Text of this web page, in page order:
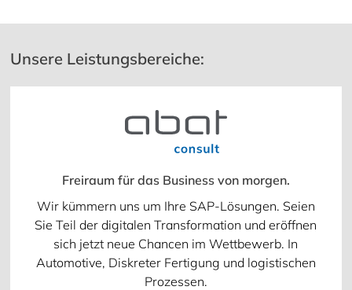
Unsere Leistungsbereiche:
Freiraum für das Business von morgen.
Wir kümmern uns um Ihre SAP-Lösungen. Seien
Sie Teil der digitalen Transformation und eröffnen
sich jetzt neue Chancen im Wettbewerb. In
Automotive, Diskreter Fertigung und logistischen
Prozessen.